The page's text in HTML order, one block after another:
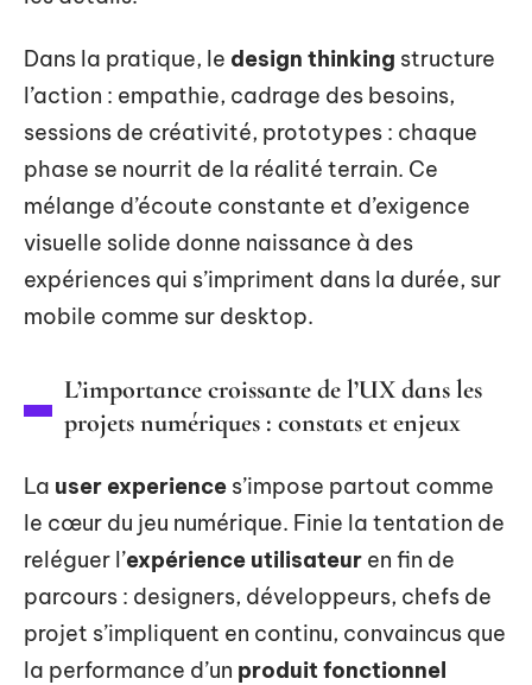
Dans la pratique, le design thinking structure
l’action : empathie, cadrage des besoins,
sessions de créativité, prototypes : chaque
phase se nourrit de la réalité terrain. Ce
mélange d’écoute constante et d’exigence
visuelle solide donne naissance à des
expériences qui s’impriment dans la durée, sur
mobile comme sur desktop.
L’importance croissante de l’UX dans les
projets numériques : constats et enjeux
La user experience s’impose partout comme
le cœur du jeu numérique. Finie la tentation de
reléguer l’expérience utilisateur en fin de
parcours : designers, développeurs, chefs de
projet s’impliquent en continu, convaincus que
la performance d’un produit fonctionnel